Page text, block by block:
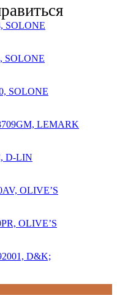
SOLONE
SOLONE
SOLONE
LEMARK
D-LIN
OLIVE’S
OLIVE’S
D&K;